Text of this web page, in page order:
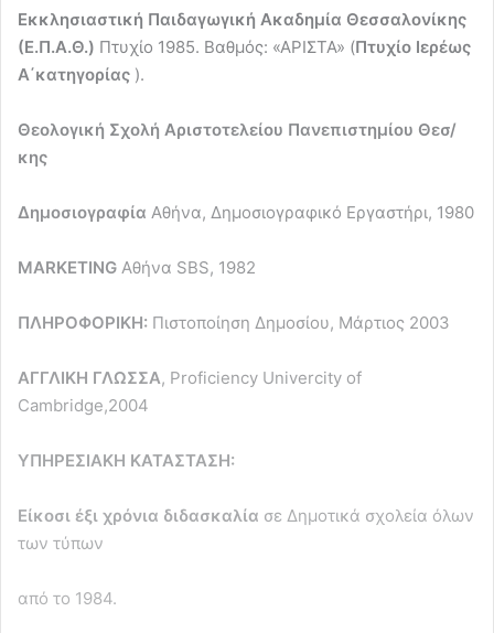
Εκκλησιαστική Παιδαγωγική Ακαδημία Θεσσαλονίκης
(Ε.Π.Α.Θ.) Πτυχίο 1985. Βαθμός: «ΑΡΙΣΤΑ» (Πτυχίο Ιερέως
Α΄κατηγορίας ).
Θεολογική Σχολή Αριστοτελείου Πανεπιστημίου Θεσ/
κης
Δημοσιογραφία Αθήνα, Δημοσιογραφικό Εργαστήρι, 1980
MARKETING Αθήνα SBS, 1982
ΠΛΗΡΟΦΟΡΙΚΗ: Πιστοποίηση Δημοσίου, Μάρτιος 2003
ΑΓΓΛΙΚΗ ΓΛΩΣΣΑ, Proficiency Univercity of
Cambridge,2004
ΥΠΗΡΕΣΙΑΚΗ ΚΑΤΑΣΤΑΣΗ:
Είκοσι έξι χρόνια διδασκαλία σε Δημοτικά σχολεία όλων
των τύπων
από το 1984.